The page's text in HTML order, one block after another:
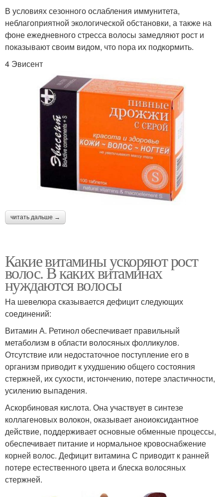
В условиях сезонного ослабления иммунитета,
неблагоприятной экологической обстановки, а также на
фоне ежедневного стресса волосы замедляют рост и
показывают своим видом, что пора их подкормить.
4 Эвисент
читать дальше →
Какие витамины ускоряют рост
волос. В каких витаминах
нуждаются волосы
На шевелюра сказывается дефицит следующих
соединений:
Витамин А. Ретинол обеспечивает правильный
метаболизм в области волосяных фолликулов.
Отсутствие или недостаточное поступление его в
организм приводит к ухудшению общего состояния
стержней, их сухости, истончению, потере эластичности,
усилению выпадения.
Аскорбиновая кислота. Она участвует в синтезе
коллагеновых волокон, оказывает аноиоксидантное
действие, поддерживает основные обменные процессы,
обеспечивает питание и нормальное кровоснабжение
корней волос. Дефицит витамина С приводит к ранней
потере естественного цвета и блеска волосяных
стержней.